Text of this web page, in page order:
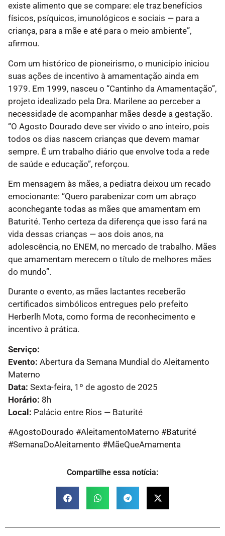
existe alimento que se compare: ele traz benefícios
físicos, psíquicos, imunológicos e sociais — para a
criança, para a mãe e até para o meio ambiente”,
afirmou.
Com um histórico de pioneirismo, o município iniciou
suas ações de incentivo à amamentação ainda em
1979. Em 1999, nasceu o “Cantinho da Amamentação”,
projeto idealizado pela Dra. Marilene ao perceber a
necessidade de acompanhar mães desde a gestação.
“O Agosto Dourado deve ser vivido o ano inteiro, pois
todos os dias nascem crianças que devem mamar
sempre. É um trabalho diário que envolve toda a rede
de saúde e educação”, reforçou.
Em mensagem às mães, a pediatra deixou um recado
emocionante: “Quero parabenizar com um abraço
aconchegante todas as mães que amamentam em
Baturité. Tenho certeza da diferença que isso fará na
vida dessas crianças — aos dois anos, na
adolescência, no ENEM, no mercado de trabalho. Mães
que amamentam merecem o título de melhores mães
do mundo”.
Durante o evento, as mães lactantes receberão
certificados simbólicos entregues pelo prefeito
Herberlh Mota, como forma de reconhecimento e
incentivo à prática.
Serviço:
Evento: Abertura da Semana Mundial do Aleitamento
Materno
Data: Sexta-feira, 1º de agosto de 2025
Horário: 8h
Local: Palácio entre Rios — Baturité
#AgostoDourado #AleitamentoMaterno #Baturité
#SemanaDoAleitamento #MãeQueAmamenta
Compartilhe essa notícia: